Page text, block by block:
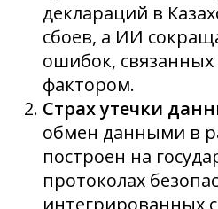
деклараций в
сбоев, а ИИ
ошибок, связанных
фактором.
Страх утечки
обмен данными в
построен на
протоколах
интегрированных